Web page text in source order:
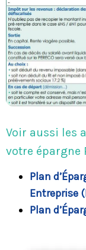
Voir aussi les
votre épargne
Plan
Entreprise
​Plan